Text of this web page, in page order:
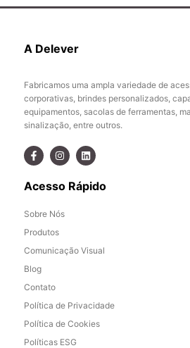
A Delever
Fabricamos uma ampla variedade de
corporativas, brindes personalizados,
equipamentos, sacolas de ferramentas,
sinalização, entre outros.
Acesso Rápido
Sobre Nós
Produtos
Comunicação Visual
Blog
Contato
Política de Privacidade
Política de Cookies
Políticas ESG